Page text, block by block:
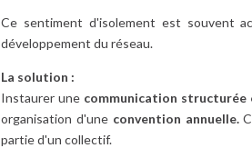
Ce sentiment d'isolement est souvent
développement du réseau.
La solution :
Instaurer une communication structurée
organisation d'une convention annuelle.
partie d'un collectif.